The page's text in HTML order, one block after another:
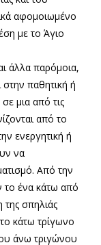
αφομοιωμένο
με το Άγιο
άλλα παρόμοια,
παθητική ή
μια από τις
από το
ενεργητική ή
να
Από την
το ένα κάτω από
της σπηλιάς
κάτω τρίγωνο
άνω τριγώνου